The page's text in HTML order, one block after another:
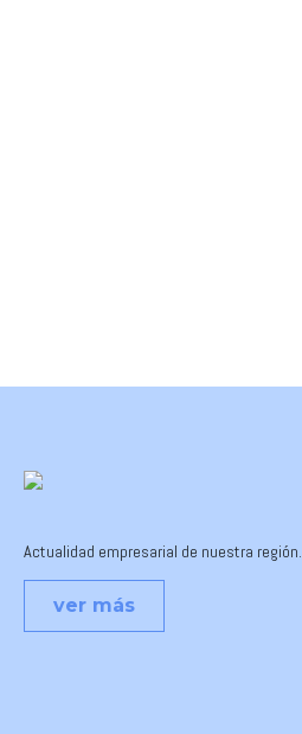
Actualidad empresarial de nuestra región.
ver más